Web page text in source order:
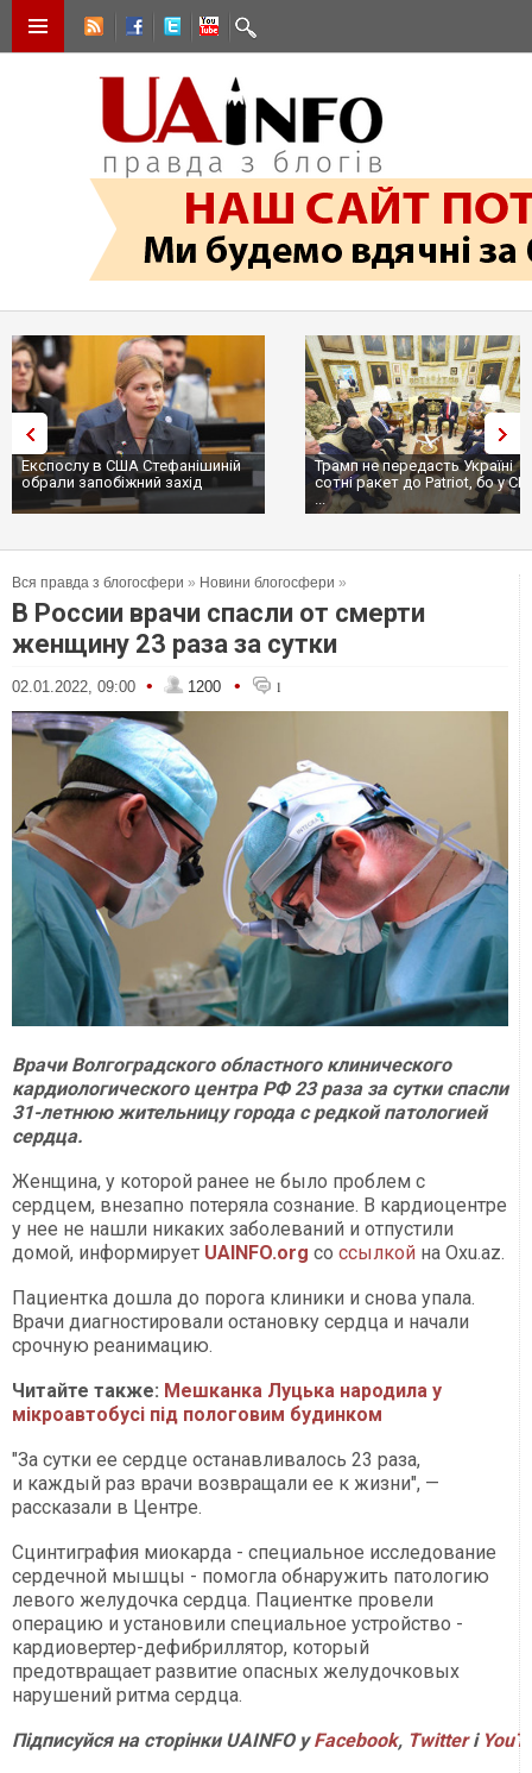
Експослу в США Стефанішиній
обрали запобіжний захід
Трамп не передасть Україні
сотні ракет до Patriot, бо у
...
Вся правда з блогосфери » Новини блогосфери »
В России врачи спасли от смерти
женщину 23 раза за сутки
02.01.2022, 09:00 • 1200 • 1
Врачи Волгоградского областного клинического
кардиологического центра РФ 23 раза за сутки спасли
31-летнюю жительницу города с редкой патологией
сердца.
Женщина, у которой ранее не было проблем с
сердцем, внезапно потеряла сознание. В кардиоцентре
у нее не нашли никаких заболеваний и отпустили
домой, информирует UAINFO.org со ссылкой на Оxu.az.
Пациентка дошла до порога клиники и снова упала.
Врачи диагностировали остановку сердца и начали
срочную реанимацию.
Читайте также: Мешканка Луцька народила у
мікроавтобусі під пологовим будинком
"За сутки ее сердце останавливалось 23 раза,
и каждый раз врачи возвращали ее к жизни", —
рассказали в Центре.
Сцинтиграфия миокарда - специальное исследование
сердечной мышцы - помогла обнаружить патологию
левого желудочка сердца. Пациентке провели
операцию и установили специальное устройство -
кардиовертер-дефибриллятор, который
предотвращает развитие опасных желудочковых
нарушений ритма сердца.
Підписуйся на сторінки UAINFO уFacebook, Twitterі